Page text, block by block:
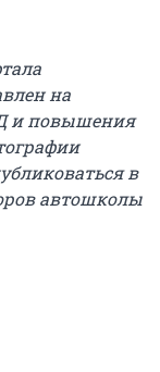
на
и повышения
в
автошколы